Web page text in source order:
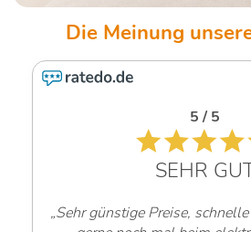
5 / 5
SEHR
„Sehr günstige Preise,